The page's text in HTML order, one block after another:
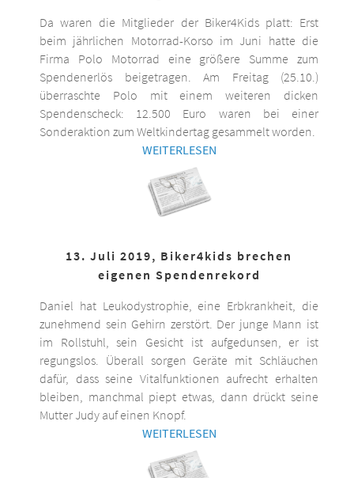
Da waren die Mitglieder der Biker4Kids platt: Erst
beim jährlichen Motorrad-Korso im Juni hatte die
Firma Polo Motorrad eine größere Summe zum
Spendenerlös beigetragen. Am Freitag (25.10.)
überraschte Polo mit einem weiteren dicken
Spendenscheck: 12.500 Euro waren bei einer
Sonderaktion zum Weltkindertag gesammelt worden.
WEITERLESEN
13. Juli 2019, Biker4kids brechen
eigenen Spendenrekord
Daniel hat Leukodystrophie, eine Erbkrankheit, die
zunehmend sein Gehirn zerstört. Der junge Mann ist
im Rollstuhl, sein Gesicht ist aufgedunsen, er ist
regungslos. Überall sorgen Geräte mit Schläuchen
dafür, dass seine Vitalfunktionen aufrecht erhalten
bleiben, manchmal piept etwas, dann drückt seine
Mutter Judy auf einen Knopf.
WEITERLESEN